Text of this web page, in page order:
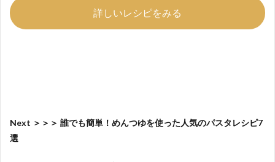
詳しいレシピをみる
Next ＞＞＞ 誰でも簡単！めんつゆを使った人気のパスタレシピ7
選